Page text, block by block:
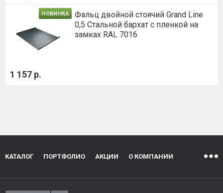
НОВИНКА
Фальц двойной стоячий Grand Line
0,5 Стальной бархат с пленкой на
замках RAL 7016
1 157 р.
КАТАЛОГ ПОРТФОЛИО АКЦИИ О КОМПАНИИ